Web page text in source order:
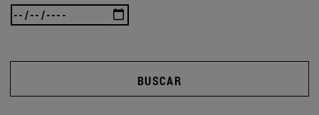
BUSCAR